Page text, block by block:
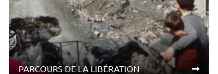
PARCOURS DE LA LIBÉRATION